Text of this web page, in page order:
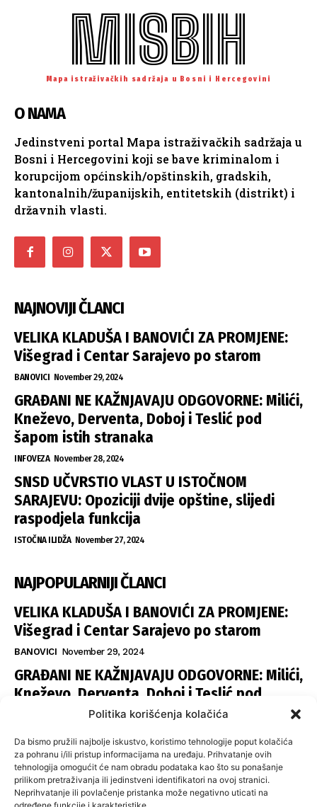
Politika korišćenja kolačića
Da bismo pružili najbolje iskustvo, koristimo tehnologije poput kolačića
za pohranu i/ili pristup informacijama na uređaju. Prihvatanje ovih
tehnologija omogućit će nam obradu podataka kao što su ponašanje
prilikom pretraživanja ili jedinstveni identifikatori na ovoj stranici.
Neprihvatanje ili povlačenje pristanka može negativno uticati na
MISBIH
Mapa istraživačkih sadržaja u Bosni i Hercegovini
O NAMA
Jedinstveni portal Mapa istraživačkih sadržaja u
Bosni i Hercegovini koji se bave kriminalom i
korupcijom općinskih/opštinskih, gradskih,
kantonalnih/županijskih, entitetskih (distrikt) i
državnih vlasti.
NAJNOVIJI ČLANCI
VELIKA KLADUŠA I BANOVIĆI ZA PROMJENE:
Višegrad i Centar Sarajevo po starom
BANOVICI November 29, 2024
GRAĐANI NE KAŽNJAVAJU ODGOVORNE: Milići,
Kneževo, Derventa, Doboj i Teslić pod
šapom istih stranaka
INFOVEZA November 28, 2024
SNSD UČVRSTIO VLAST U ISTOČNOM
SARAJEVU: Opoziciji dvije opštine, slijedi
raspodjela funkcija
ISTOČNA ILIDŽA November 27, 2024
NAJPOPULARNIJI ČLANCI
VELIKA KLADUŠA I BANOVIĆI ZA PROMJENE:
Višegrad i Centar Sarajevo po starom
BANOVICI November 29, 2024
GRAĐANI NE KAŽNJAVAJU ODGOVORNE: Milići,
Kneževo, Derventa, Doboj i Teslić pod
šapom istih stranaka
SNSD UČVRSTIO VLAST U ISTOČNOM
SARAJEVU: Opoziciji dvije opštine, slijedi
raspodjela funkcija